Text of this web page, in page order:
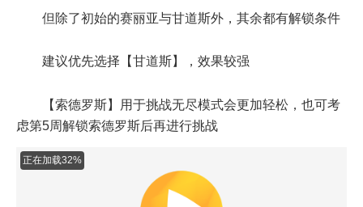
但除了初始的赛丽亚与甘道斯外，其余都有解锁条件
建议优先选择【甘道斯】，效果较强
【索德罗斯】用于挑战无尽模式会更加轻松，也可考
虑第5周解锁索德罗斯后再进行挑战
正在加载60%